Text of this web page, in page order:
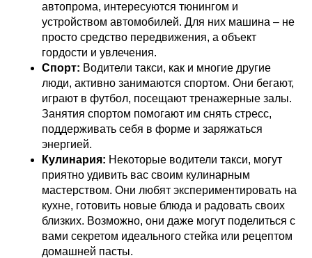
автопрома, интересуются тюнингом и
устройством автомобилей. Для них машина – не
просто средство передвижения, а объект
гордости и увлечения.
Спорт: Водители такси, как и многие другие
люди, активно занимаются спортом. Они бегают,
играют в футбол, посещают тренажерные залы.
Занятия спортом помогают им снять стресс,
поддерживать себя в форме и заряжаться
энергией.
Кулинария: Некоторые водители такси, могут
приятно удивить вас своим кулинарным
мастерством. Они любят экспериментировать на
кухне, готовить новые блюда и радовать своих
близких. Возможно, они даже могут поделиться с
вами секретом идеального стейка или рецептом
домашней пасты.